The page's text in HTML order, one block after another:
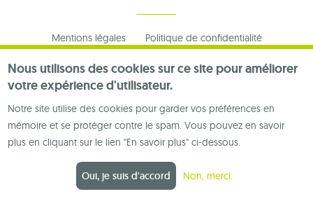
Nous utilisons des cookies sur ce site pour améliorer
votre expérience d'utilisateur.
Notre site utilise des cookies pour garder vos préférences en
mémoire et se protéger contre le spam. Vous pouvez en savoir
plus en cliquant sur le lien "En savoir plus" ci-dessous.
Oui, je suis d'accord Non, merci.
Footer
menu
Mentions légales Politique de confidentialité
Nous contacter